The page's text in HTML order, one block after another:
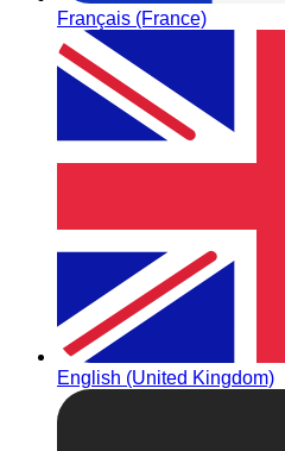
Français (France)
English (United Kingdom)